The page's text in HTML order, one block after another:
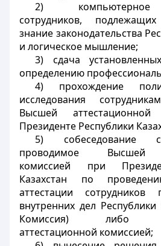
2) компьютерное
сотрудников,
знание законодательства
и логическое мышление;
3) сдача
определению
4) прохождение
исследования
Высшей
Президенте Республики
5) собеседование с
проводимое Высшей
комиссией при
Казахстан по
аттестации сотрудников
внутренних дел Республики
Комиссия) либо
аттестационной комиссией;